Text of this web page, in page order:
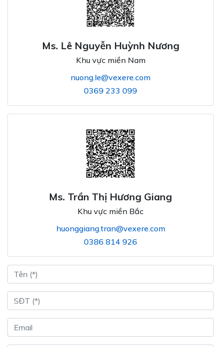
Ms. Lê Nguyễn Huỳnh Nương
Khu vực miền Nam
nuong.le@vexere.com
0369 233 099
Ms. Trần Thị Hương Giang
Khu vực miền Bắc
huonggiang.tran@vexere.com
0386 814 926